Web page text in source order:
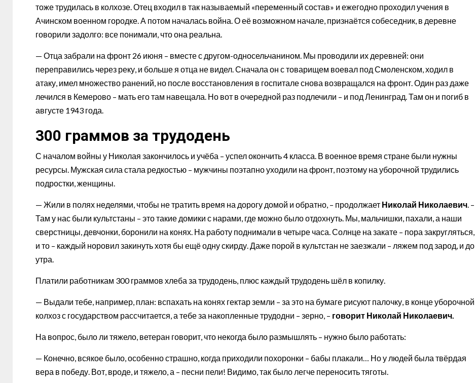
тоже трудилась в колхозе. Отец входил в так называемый «переменный состав» и ежегодно проходил учения в
Ачинском военном городке. А потом началась война. О её возможном начале, признаётся собеседник, в деревне
говорили задолго: все понимали, что она реальна.
— Отца забрали на фронт 26 июня – вместе с другом-односельчанином. Мы проводили их деревней: они
переправились через реку, и больше я отца не видел. Сначала он с товарищем воевал под Смоленском, ходил в
атаку, имел множество ранений, но после восстановления в госпитале снова возвращался на фронт. Один раз даже
лечился в Кемерово – мать его там навещала. Но вот в очередной раз подлечили – и под Ленинград. Там он и погиб в
августе 1943 года.
300 граммов за трудодень
С началом войны у Николая закончилось и учёба – успел окончить 4 класса. В военное время стране были нужны
ресурсы. Мужская сила стала редкостью – мужчины поэтапно уходили на фронт, поэтому на уборочной трудились
подростки, женщины.
— Жили в полях неделями, чтобы не тратить время на дорогу домой и обратно, – продолжает Николай Николаевич. –
Там у нас были культстаны – это такие домики с нарами, где можно было отдохнуть. Мы, мальчишки, пахали, а наши
сверстницы, девчонки, боронили на конях. На работу поднимали в четыре часа. Солнце на закате – пора закругляться,
и то – каждый норовил закинуть хотя бы ещё одну скирду. Даже порой в культстан не заезжали – ляжем под зарод, и до
утра.
Платили работникам 300 граммов хлеба за трудодень, плюс каждый трудодень шёл в копилку.
— Выдали тебе, например, план: вспахать на конях гектар земли – за это на бумаге рисуют палочку, в конце уборочной
колхоз с государством рассчитается, а тебе за накопленные трудодни – зерно, – говорит Николай Николаевич.
На вопрос, было ли тяжело, ветеран говорит, что некогда было размышлять – нужно было работать:
— Конечно, всякое было, особенно страшно, когда приходили похоронки – бабы плакали… Но у людей была твёрдая
вера в победу. Вот, вроде, и тяжело, а – песни пели! Видимо, так было легче переносить тяготы.